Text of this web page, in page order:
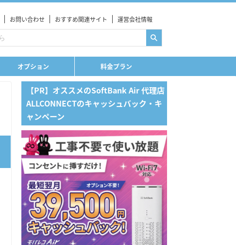
お問い合わせ おすすめ関連サイト 運営会社情報
オプション 料金プラン
【PR】オススメのSoftBank Air 代理店
ALLCONNECTのキャッシュバック・キ
ャンペーン